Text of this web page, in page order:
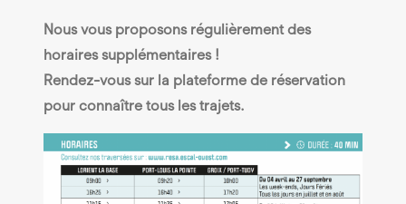
Nous vous proposons régulièrement des
horaires supplémentaires !
Rendez-vous sur la plateforme de réservation
pour connaître tous les trajets.